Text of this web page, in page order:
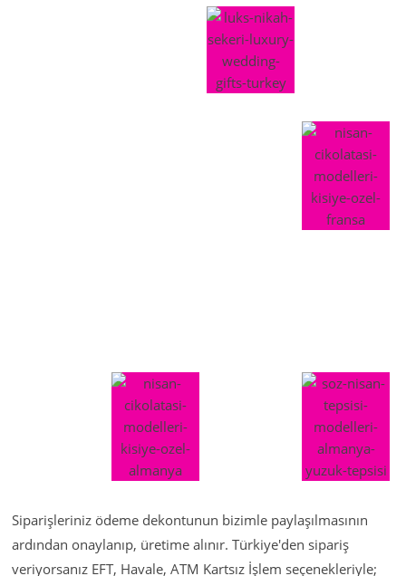
Siparişleriniz ödeme dekontunun bizimle paylaşılmasının
ardından onaylanıp, üretime alınır. Türkiye'den sipariş
veriyorsanız EFT, Havale, ATM Kartsız İşlem seçenekleriyle;